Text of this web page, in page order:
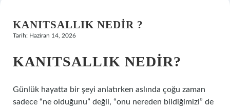
Hakkımızda
KANITSALLIK NEDIR ?
Tarih: Haziran 14, 2026
KANITSALLIK NEDIR?
Günlük hayatta bir şeyi anlatırken aslında çoğu zaman
sadece “ne olduğunu” değil, “onu nereden bildiğimizi” de